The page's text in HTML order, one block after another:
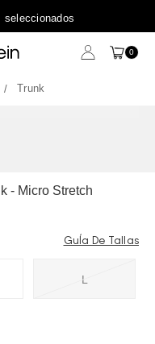
0
Trunk
- Micro Stretch
L
GuÍa De Tallas